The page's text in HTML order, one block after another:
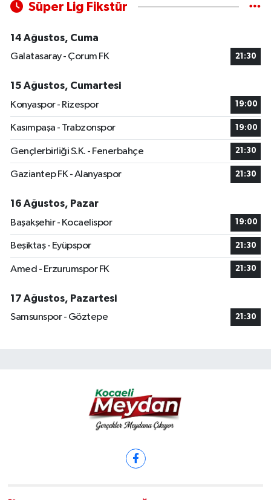
Süper Lig Fikstür
14 Ağustos, Cuma
Galatasaray - Çorum FK
21:30
15 Ağustos, Cumartesi
Konyaspor - Rizespor
19:00
Kasımpaşa - Trabzonspor 19:00
Gençlerbirliği S.K. - Fenerbahçe 21:30
Gaziantep FK - Alanyaspor 21:30
16 Ağustos, Pazar
Başakşehir - Kocaelispor
19:00
Beşiktaş - Eyüpspor 21:30
Amed - Erzurumspor FK 21:30
17 Ağustos, Pazartesi
Samsunspor - Göztepe
21:30